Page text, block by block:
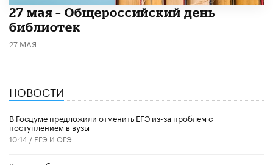
​27 мая – Общероссийский день
библиотек
27 МАЯ
НОВОСТИ
В Госдуме предложили отменить ЕГЭ из-за проблем с
поступлением в вузы
10:14 / ЕГЭ И ОГЭ